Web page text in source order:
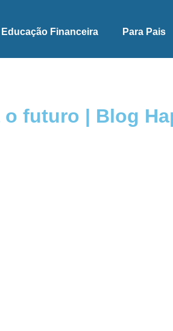
Educação Financeira Para Pais
o futuro | Blog